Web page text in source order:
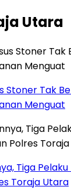
Utara
Stoner Tak
Menguat
Tiga
Toraja Utara